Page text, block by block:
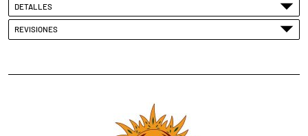
DETALLES
REVISIONES